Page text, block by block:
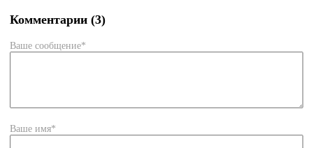
Комментарии (3)
Ваше сообщение*
Ваше имя*